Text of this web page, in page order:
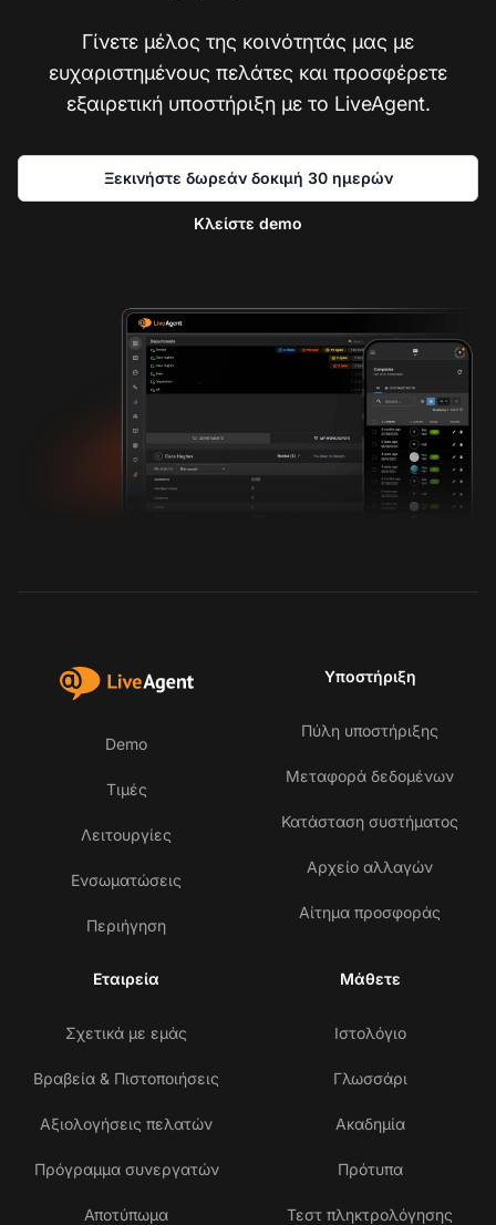
Γίνετε μέλος της κοινότητάς μας με
ευχαριστημένους πελάτες και προσφέρετε
εξαιρετική υποστήριξη με το LiveAgent.
Ξεκινήστε δωρεάν δοκιμή 30 ημερών
Κλείστε demo
Demo
Τιμές
Λειτουργίες
Ενσωματώσεις
Περιήγηση
Υποστήριξη
Πύλη υποστήριξης
Μεταφορά δεδομένων
Κατάσταση συστήματος
Αρχείο αλλαγών
Αίτημα προσφοράς
Εταιρεία
Σχετικά με εμάς
Βραβεία & Πιστοποιήσεις
Αξιολογήσεις πελατών
Πρόγραμμα συνεργατών
Αποτύπωμα
Μάθετε
Ιστολόγιο
Γλωσσάρι
Ακαδημία
Πρότυπα
Τεστ πληκτρολόγησης